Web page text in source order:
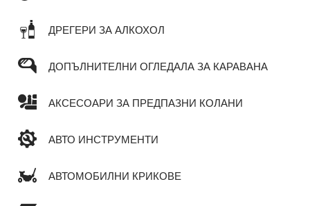
ДРЕГЕРИ ЗА АЛКОХОЛ
ДОПЪЛНИТЕЛНИ ОГЛЕДАЛА ЗА КАРАВАНА
АКСЕСОАРИ ЗА ПРЕДПАЗНИ КОЛАНИ
АВТО ИНСТРУМЕНТИ
АВТОМОБИЛНИ КРИКОВЕ